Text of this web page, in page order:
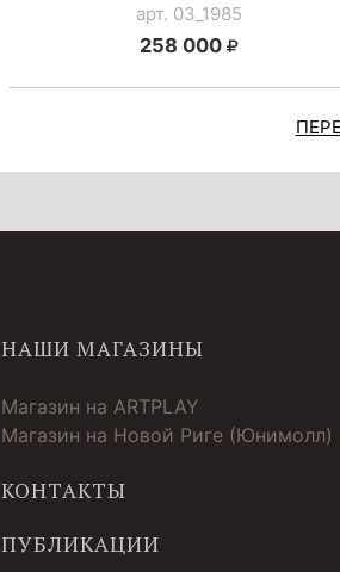
арт. 03_1985
258 000
НАШИ МАГАЗИНЫ
Магазин на ARTPLAY
Магазин на Новой Риге (Юнимолл)
КОНТАКТЫ
ПУБЛИКАЦИИ